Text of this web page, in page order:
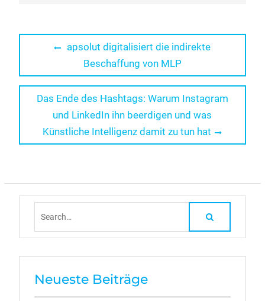
Beitragsnavigation
Previous
post:
apsolut digitalisiert die indirekte
Beschaffung von MLP
Next
post:
Das Ende des Hashtags: Warum Instagram
und LinkedIn ihn beerdigen und was
Künstliche Intelligenz damit zu tun hat
Neueste Beiträge